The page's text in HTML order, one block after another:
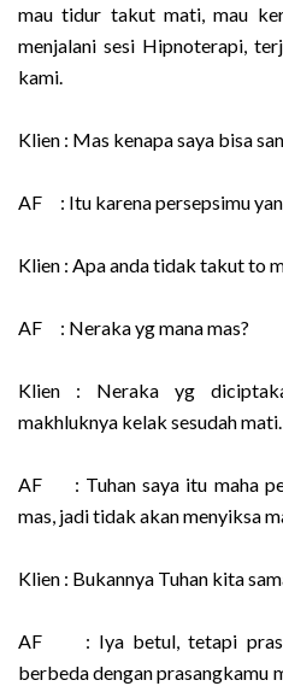
mau tidur takut mati, mau
menjalani sesi Hipnoterapi,
kami.
Klien : Mas kenapa saya bisa
AF : Itu karena persepsimu
Klien : Apa anda tidak takut to
AF : Neraka yg mana mas?
Klien : Neraka yg
makhluknya kelak sesudah mati.
AF : Tuhan saya itu maha
mas, jadi tidak akan menyiksa
Klien : Bukannya Tuhan kita
AF : Iya betul, tetapi
berbeda dengan prasangkamu